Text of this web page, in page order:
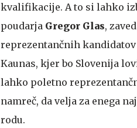
kvalifikacije. A to si lahko
poudarja Gregor Glas,
reprezentančnih kandidatov
Kaunas, kjer bo Slovenija
lahko poletno
namreč, da velja za enega
rodu.